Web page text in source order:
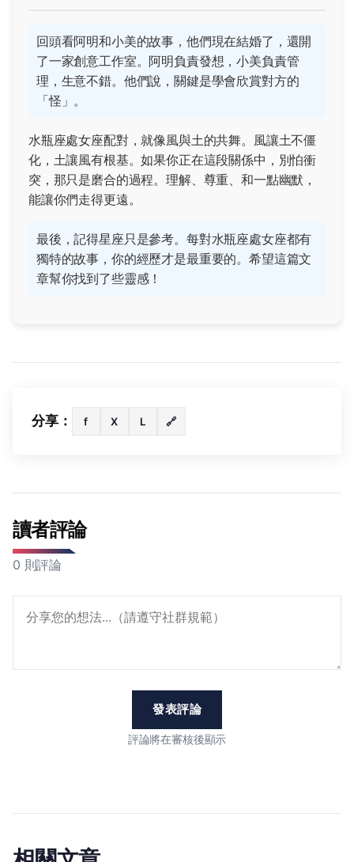
回頭看阿明和小美的故事，他們現在結婚了，還開
了一家創意工作室。阿明負責發想，小美負責管
理，生意不錯。他們說，關鍵是學會欣賞對方的
「怪」。
水瓶座處女座配對，就像風與土的共舞。風讓土不僵
化，土讓風有根基。如果你正在這段關係中，別怕衝
突，那只是磨合的過程。理解、尊重、和一點幽默，
能讓你們走得更遠。
最後，記得星座只是參考。每對水瓶座處女座都有
獨特的故事，你的經歷才是最重要的。希望這篇文
章幫你找到了些靈感！
分享： f X L 🔗
讀者評論
0 則評論
發表評論
評論將在審核後顯示